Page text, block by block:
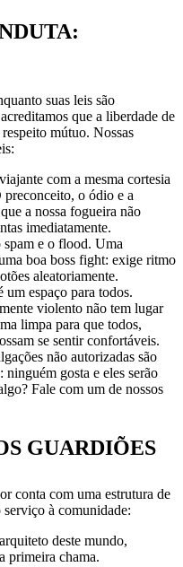
suas leis são
que a liberdade de
mútuo. Nossas
com a mesma cortesia
preconceito, o ódio e a
a nossa fogueira não
imediatamente.
spam e o flood. Uma
boa boss fight: exige ritmo
aleatoriamente.
um espaço para todos.
violento não tem lugar
limpa para que todos,
se sentir confortáveis.
não autorizadas são
gosta e eles serão
Fale com um de nossos
GUARDIÕES
conta com uma estrutura de
serviço à comunidade:
deste mundo,
primeira chama.